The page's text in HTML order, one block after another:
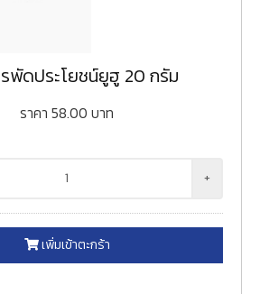
พัดประโยชน์ยูฮู 20 กรัม
ราคา 58.00 บาท
+
เพิ่มเข้าตะกร้า